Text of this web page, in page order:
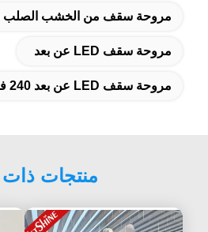
مروحة سقف من الخشب الصلب
مروحة سقف LED عن بعد
مروحة سقف LED عن بعد 240 فولت
منتجات